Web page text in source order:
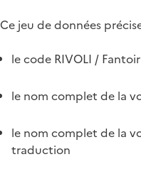
Ce jeu de données
le code RIVOLI / Fantoir
le nom complet de la
le nom complet de la
traduction